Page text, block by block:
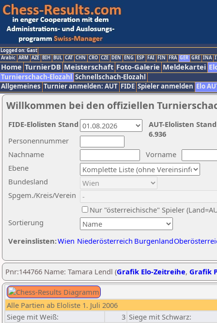
Logged on: Gast
Arabic ARM AZE BIH BUL CAT CHN CRO CZE DEN ENG ESP FAI FIN FRA GER GRE INA
Home TurnierDB Meisterschaft Foto-Galerie Meldekartei
Turnierschach-Elozahl Schnellschach-Elozahl
Allgemeines Turnier anmelden: AUT FIDE Spieler anmelden Elo
Willkommen bei den offiziellen
Nachname
Vorname
Ebene
Sortierung
Personennummer
Bundesland
Spgem./Kreis/Verein
Nur "österreichische" Spieler
Vereinslisten:Wien Niederösterreich Burgenland
AUT-Elolisten
6.936
FIDE-Elolisten Stand
Pnr:144766 Name: Tamara Lendl (Grafik Elo-Zeitreihe, Grafik
Alle Partien ab Eloliste 1. Juli 2006
Siege mit Weiß:
3 Siege mit Schwarz: